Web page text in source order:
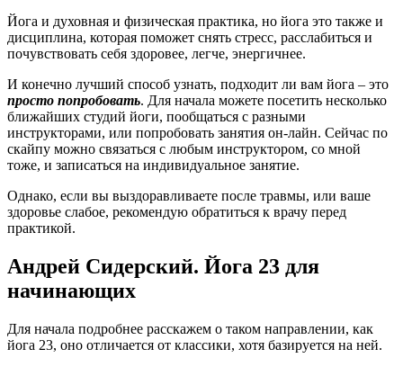
Йога и духовная и физическая практика, но йога это также и
дисциплина, которая поможет снять стресс, расслабиться и
почувствовать себя здоровее, легче, энергичнее.
И конечно лучший способ узнать, подходит ли вам йога – это
просто попробовать. Для начала можете посетить несколько
ближайших студий йоги, пообщаться с разными
инструкторами, или попробовать занятия он-лайн. Сейчас по
скайпу можно связаться с любым инструктором, со мной
тоже, и записаться на индивидуальное занятие.
Однако, если вы выздоравливаете после травмы, или ваше
здоровье слабое, рекомендую обратиться к врачу перед
практикой.
Андрей Сидерский. Йога 23 для
начинающих
Для начала подробнее расскажем о таком направлении, как
йога 23, оно отличается от классики, хотя базируется на ней.